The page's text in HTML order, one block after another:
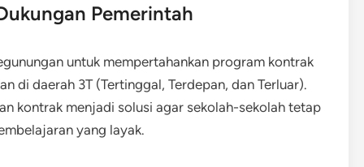
Pemerintah
untuk mempertahankan program kontrak
di daerah 3T (Tertinggal, Terdepan, dan Terluar).
kontrak menjadi solusi agar sekolah-sekolah tetap
yang layak.